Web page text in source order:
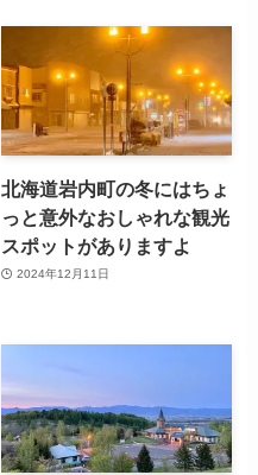
北海道岩内町の冬にはちょ
っと意外なおしゃれな観光
スポットがありますよ
2024年12月11日